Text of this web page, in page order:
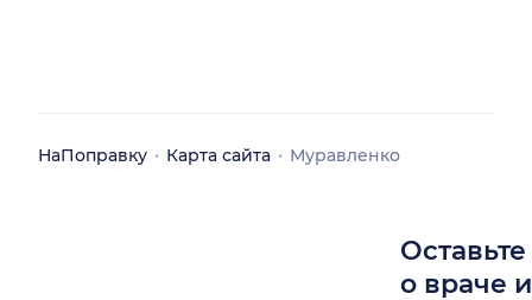
НаПоправку Карта сайта Муравленко
о враче